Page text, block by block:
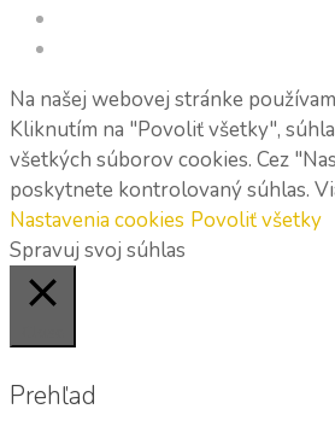
Na našej webovej stránke
Kliknutím na "Povoliť všetky",
všetkých súborov cookies. Cez
poskytnete kontrolovaný súhlas.
Nastavenia cookies Povoliť všetky
Spravuj svoj súhlas
Prehľad